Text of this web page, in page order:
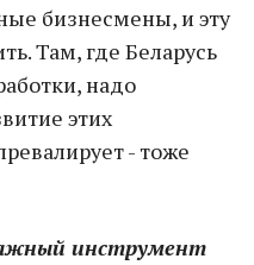
бизнесмены, и эту
Там, где Беларусь
надо
этих
- тоже
инструмент